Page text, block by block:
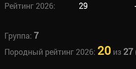
Рейтинг 2026:
29
Группа: 7
Породный рейтинг 2026: 20из 27